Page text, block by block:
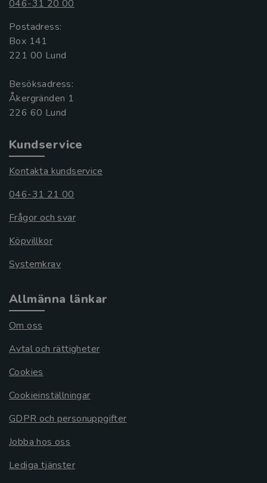
046-31 20 00
Postadress:
Box 141
221 00 Lund
Besöksadress:
Åkergränden 1
Kundservice
Kontakta kundservice
046-31 21 00
Frågor och svar
Köpvillkor
Systemkrav
Allmänna länkar
Om oss
Avtal och rättigheter
Cookies
Cookieinställningar
GDPR och personuppgifter
Jobba hos oss
Lediga tjänster